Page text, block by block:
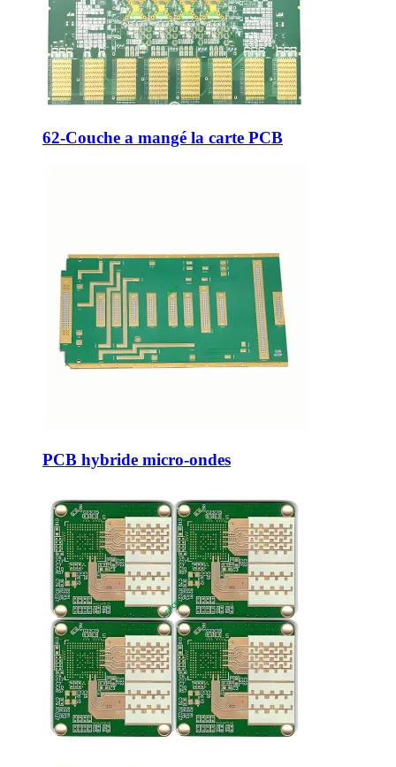
62-Couche a mangé la carte PCB
PCB hybride micro-ondes